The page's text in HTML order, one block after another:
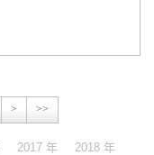
> >>
2017 年
2018 年